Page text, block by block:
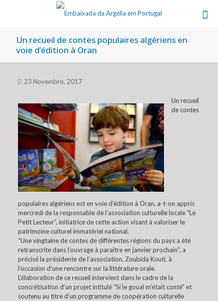
Un recueil de contes populaires algériens en
voie d’édition à Oran
23 Novembro, 2017
Un recueil
de contes
populaires algériens est en voie d’édition à Oran, a-t-on appris
mercredi de la responsable de l’association culturelle locale “Le
Petit Lecteur”, initiatrice de cette action visant à valoriser le
patrimoine culturel immatériel national.
“Une vingtaine de contes de différentes régions du pays a été
retranscrite dans l’ouvrage à paraître en janvier prochain”, a
précisé la présidente de l’association, Zoubida Kouti, à
l’occasion d’une rencontre sur la littérature orale.
L’élaboration de ce recueil intervient dans le cadre de la
concrétisation d’un projet intitulé “Si le goual m’était conté” et
soutenu au titre d’un programme de coopération culturelle